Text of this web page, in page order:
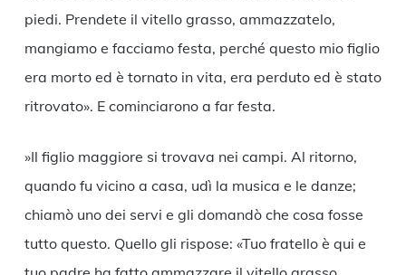
piedi. Prendete il vitello grasso, ammazzatelo,
mangiamo e facciamo festa, perché questo mio figlio
era morto ed è tornato in vita, era perduto ed è stato
ritrovato». E cominciarono a far festa.
»Il figlio maggiore si trovava nei campi. Al ritorno,
quando fu vicino a casa, udì la musica e le danze;
chiamò uno dei servi e gli domandò che cosa fosse
tutto questo. Quello gli rispose: «Tuo fratello è qui e